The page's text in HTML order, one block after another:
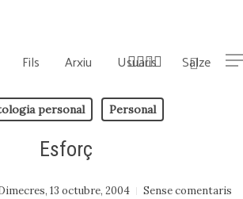
Fils Arxiu Usuaris Salze
bluesky
instagram
flickrmastodon
personal Personal
Esforç
13 octubre, 2004 Sense comentaris